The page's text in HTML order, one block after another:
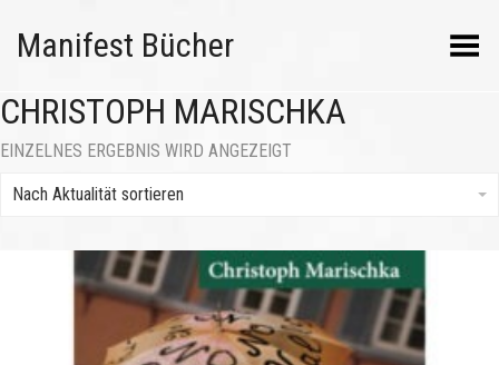
Manifest Bücher Menü umschalten
CHRISTOPH MARISCHKA
EINZELNES ERGEBNIS WIRD ANGEZEIGT
Nach Aktualität sortieren